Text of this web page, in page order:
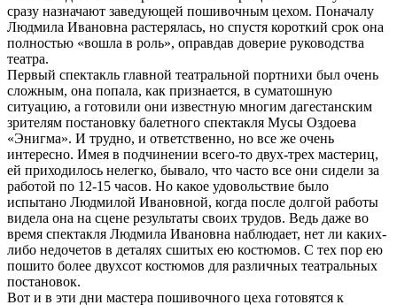
сразу назначают заведующей пошивочным цехом. Поначалу
Людмила Ивановна растерялась, но спустя короткий срок она
полностью «вошла в роль», оправдав доверие руководства
театра.
Первый спектакль главной театральной портнихи был очень
сложным, она попала, как признается, в суматошную
ситуацию, а готовили они известную многим дагестанским
зрителям постановку балетного спектакля Мусы Оздоева
«Энигма». И трудно, и ответственно, но все же очень
интересно. Имея в подчинении всего-то двух-трех мастериц,
ей приходилось нелегко, бывало, что часто все они сидели за
работой по 12-15 часов. Но какое удовольствие было
испытано Людмилой Ивановной, когда после долгой работы
видела она на сцене результаты своих трудов. Ведь даже во
время спектакля Людмила Ивановна наблюдает, нет ли каких-
либо недочетов в деталях сшитых ею костюмов. С тех пор ею
пошито более двухсот костюмов для различных театральных
постановок.
Вот и в эти дни мастера пошивочного цеха готовятся к